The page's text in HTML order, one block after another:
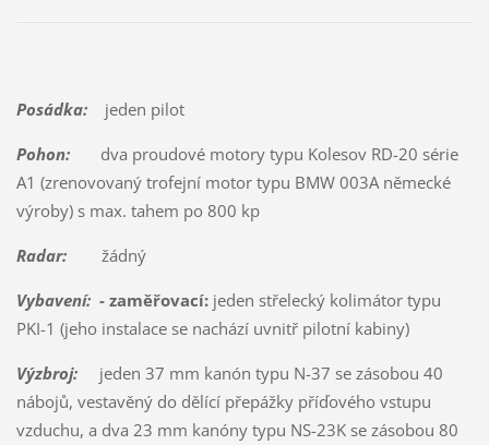
Posádka:jeden pilot
Pohon:dva proudové motory typu Kolesov RD-20 série
A1 (zrenovovaný trofejní motor typu BMW 003A německé
výroby) s max. tahem po 800 kp
Radar:žádný
Vybavení: - zaměřovací:jeden střelecký kolimátor typu
PKI-1 (jeho instalace se nachází uvnitř pilotní kabiny)
Výzbroj:jeden 37 mm kanón typu N-37 se zásobou 40
nábojů, vestavěný do dělící přepážky příďového vstupu
vzduchu, a dva 23 mm kanóny typu NS-23K se zásobou 80